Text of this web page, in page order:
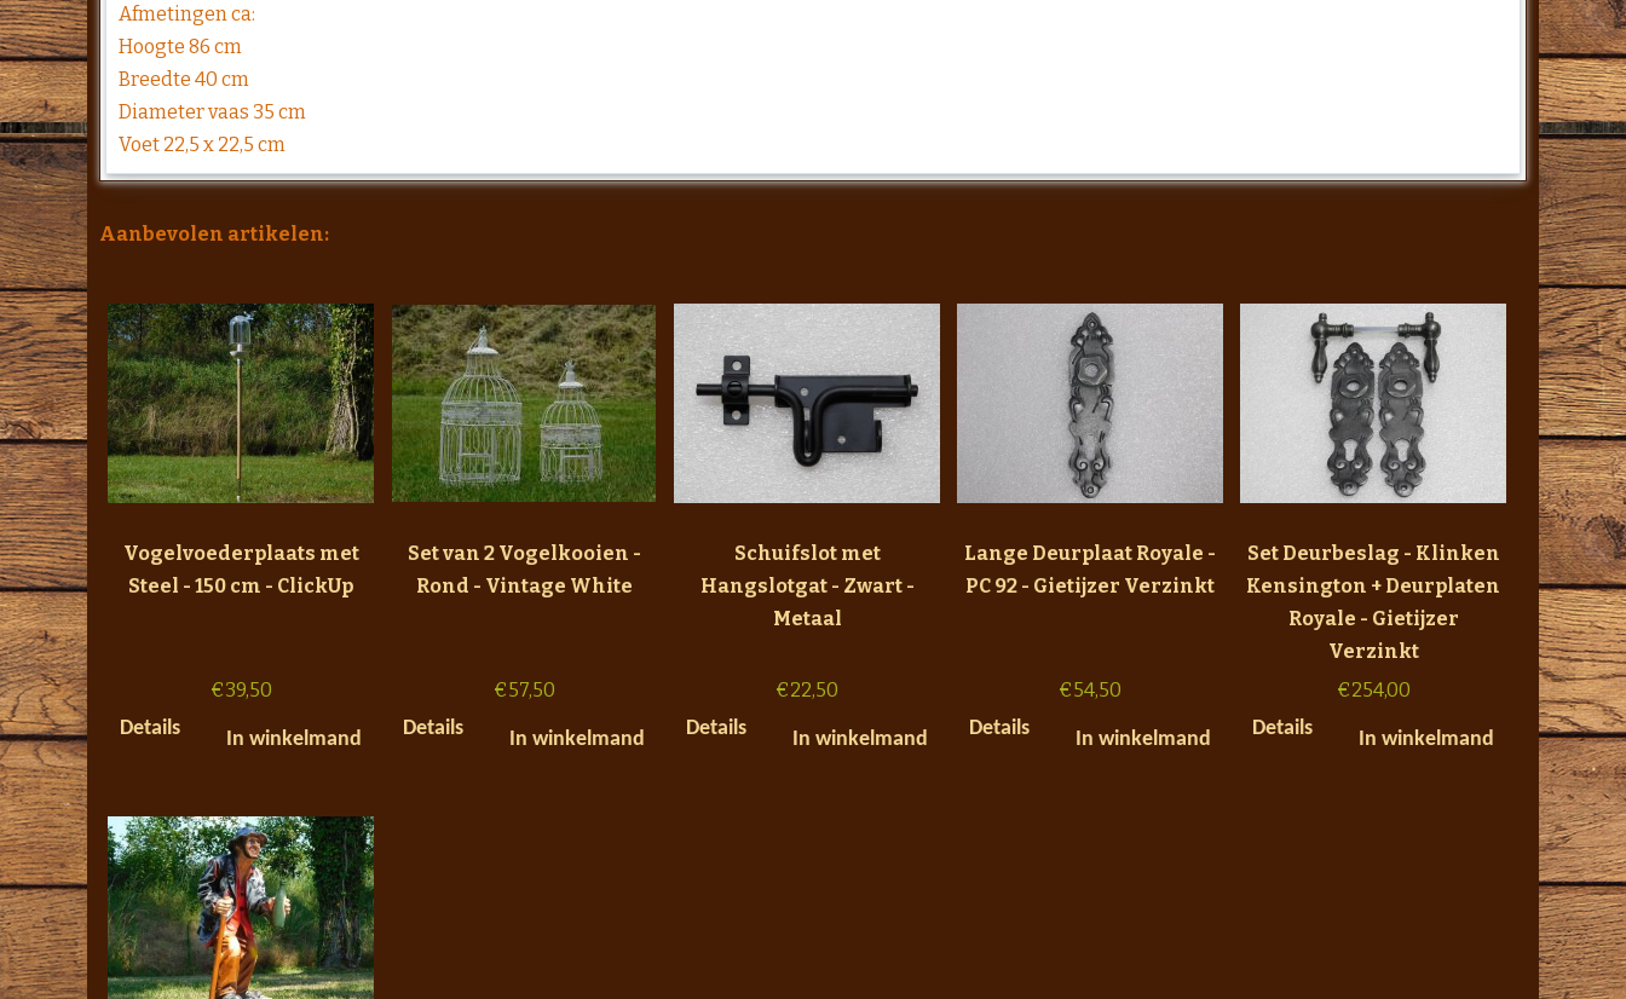
Afmetingen ca:
Hoogte 86 cm
Breedte 40 cm
Diameter vaas 35 cm
Voet 22,5 x 22,5 cm
Aanbevolen artikelen:
Vogelvoederplaats met
Steel - 150 cm - ClickUp
€39,50
Details
In winkelmand
Set van 2 Vogelkooien -
Rond - Vintage White
€57,50
Details
In winkelmand
Schuifslot met
Hangslotgat - Zwart -
Metaal
€22,50
Details
In winkelmand
Lange Deurplaat Royale -
PC 92 - Gietijzer Verzinkt
€54,50
Details
In winkelmand
Set Deurbeslag - Klinken
Kensington + Deurplaten
Royale - Gietijzer
Verzinkt
€254,00
Details
In winkelmand